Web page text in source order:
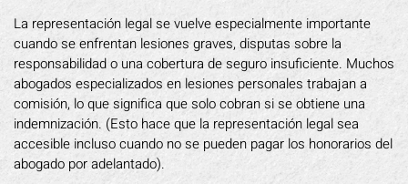
La representación legal se vuelve especialmente importante
cuando se enfrentan lesiones graves, disputas sobre la
responsabilidad o una cobertura de seguro insuficiente. Muchos
abogados especializados en lesiones personales trabajan a
comisión, lo que significa que solo cobran si se obtiene una
indemnización. (Esto hace que la representación legal sea
accesible incluso cuando no se pueden pagar los honorarios del
abogado por adelantado).